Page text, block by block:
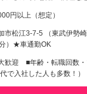
円以上（想定）
市松江3-7-5 （東武伊勢
）★車通勤OK
歓迎 ■年齢・転職回数・
代で入社した人も多数！